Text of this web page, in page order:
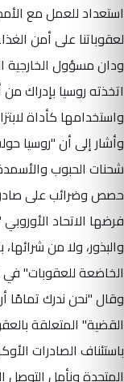
استعداد للعمل مع
لعقوباتنا على أمن
ودان مسؤول الخارجية
اتخذته روسيا بإدراك
واستخدامها كأداة
وأشار إلى أن "روسيا
شحنات الحبوب
حصص وضرائب على
فرضها الاتحاد
والبذور، ولا من
الخاضعة للعقوبات"
وقال "نحن ندرك
القضية" المتعلقة
باستئناف الصادرات
المتحدة ونأمل التوصل